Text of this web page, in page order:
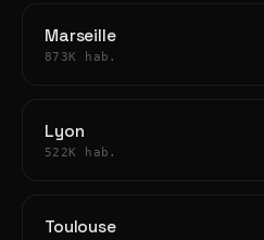
Marseille
873K hab.
Lyon
522K hab.
Toulouse